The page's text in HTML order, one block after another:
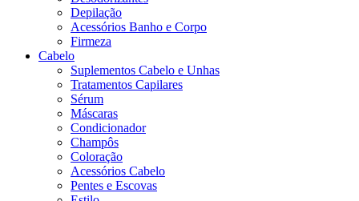
Depilação
Acessórios Banho e Corpo
Firmeza
Cabelo
Suplementos Cabelo e Unhas
Tratamentos Capilares
Sérum
Máscaras
Condicionador
Champôs
Coloração
Acessórios Cabelo
Pentes e Escovas